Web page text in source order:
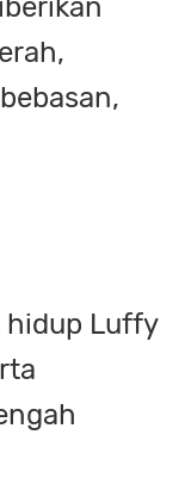
hidup Luffy